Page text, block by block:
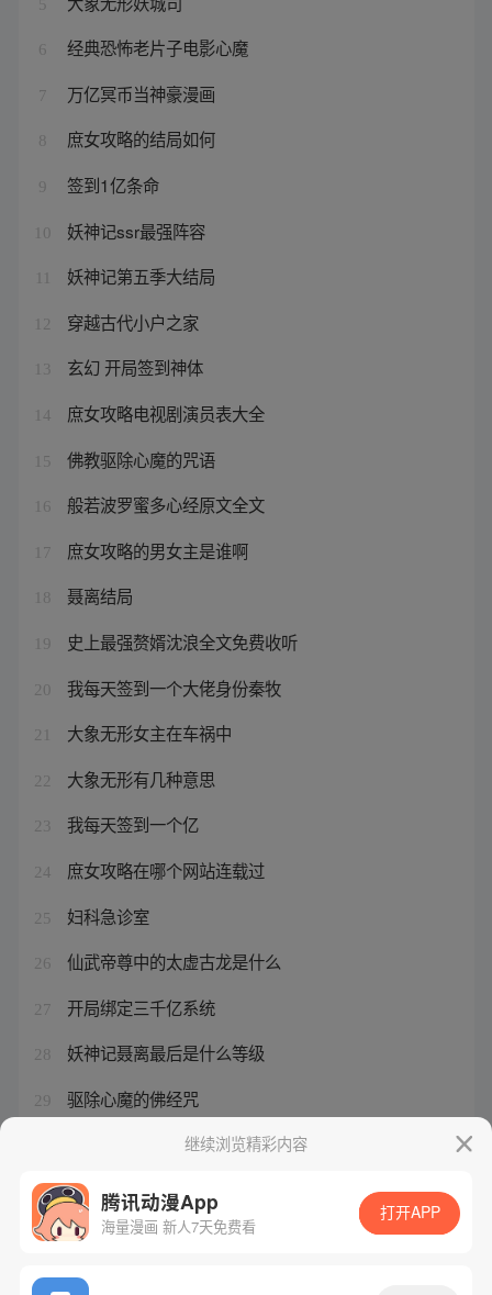
6 经典恐怖老片子电影心魔
7 万亿冥币当神豪漫画
8 庶女攻略的结局如何
9 签到1亿条命
10 妖神记ssr最强阵容
妖神记第五季大结局
12 穿越古代小户之家
13 玄幻 开局签到神体
14 庶女攻略电视剧演员表大全
15 佛教驱除心魔的咒语
16 般若波罗蜜多心经原文全文
17 庶女攻略的男女主是谁啊
18 聂离结局
19 史上最强赘婿沈浪全文免费收听
20 我每天签到一个大佬身份秦牧
21 大象无形女主在车祸中
22 大象无形有几种意思
23 我每天签到一个亿
24 庶女攻略在哪个网站连载过
25 妇科急诊室
26 仙武帝尊中的太虚古龙是什么
27 开局绑定三千亿系统
28 妖神记聂离最后是什么等级
29 驱除心魔的佛经咒
蒙辞以军中多务的辞是什么意思
继续浏览精彩内容
腾讯动漫App
海量漫画 新人7天免费看
打开APP